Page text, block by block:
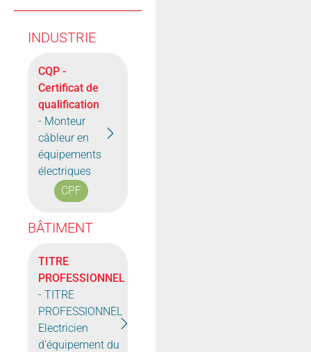
INDUSTRIE
CQP -
Certificat de
qualification
- Monteur
câbleur en
équipements
électriques
CPF
BÂTIMENT
TITRE
PROFESSIONNEL
- TITRE
PROFESSIONNEL
Electricien
d'équipement du